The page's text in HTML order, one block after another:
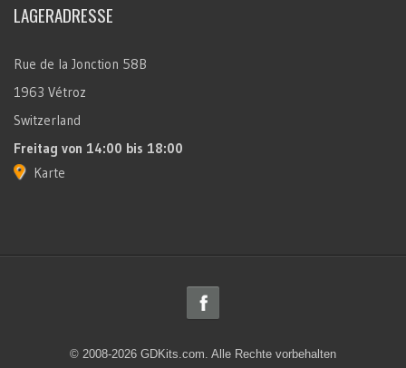
LAGERADRESSE
Rue de la Jonction 58B
1963 Vétroz
Switzerland
Freitag von 14:00 bis 18:00
Karte
© 2008-2026 GDKits.com. Alle Rechte vorbehalten